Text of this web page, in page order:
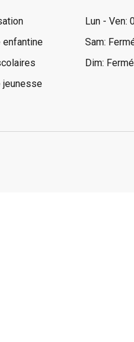
enfantine
jeunesse
Lun - Ven:
Sam:
Dim: Fermé